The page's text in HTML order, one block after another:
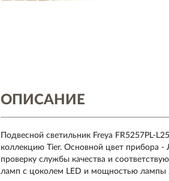
ОПИСАНИЕ
Подвесной светильник Freya FR5257PL-
коллекцию Tier. Основной цвет прибора
проверку службы качества и
ламп с цоколем LED и мощностью лампы